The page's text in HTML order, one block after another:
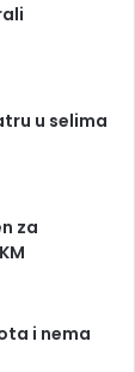
u selima
za
i nema